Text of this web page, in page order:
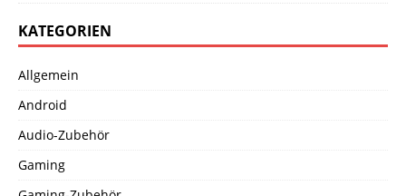
KATEGORIEN
Allgemein
Android
Audio-Zubehör
Gaming